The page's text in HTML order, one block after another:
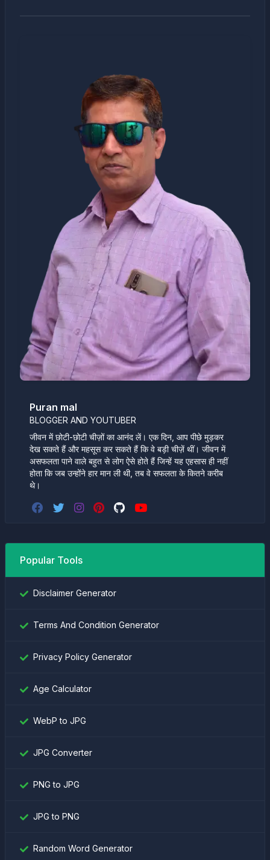
Puran mal
BLOGGER AND YOUTUBER
जीवन में छोटी-छोटी चीज़ों का आनंद लें। एक दिन, आप पीछे मुड़कर
देख सकते हैं और महसूस कर सकते हैं कि वे बड़ी चीज़ें थीं। जीवन में
असफलता पाने वाले बहुत से लोग ऐसे होते हैं जिन्हें यह एहसास ही नहीं
होता कि जब उन्होंने हार मान ली थी, तब वे सफलता के कितने करीब
थे।
Popular Tools
Disclaimer Generator
Terms And Condition Generator
Privacy Policy Generator
Age Calculator
WebP to JPG
JPG Converter
PNG to JPG
JPG to PNG
Random Word Generator